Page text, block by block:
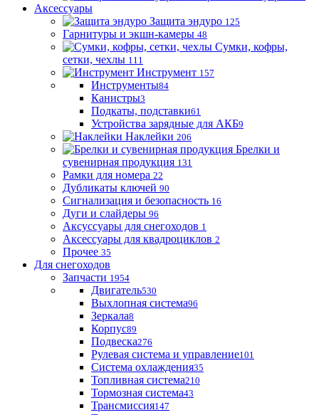
Аксессуары
Защита эндуро 125
Гарнитуры и экшн-камеры 48
Сумки, кофры,
сетки, чехлы 111
Инструмент 157
Инструменты84
Канистры3
Подкаты, подставки61
Устройства зарядные для АКБ9
Наклейки 206
Брелки и
сувенирная продукция 131
Рамки для номера 22
Дубликаты ключей 90
Сигнализация и безопасность 16
Дуги и слайдеры 96
Аксуссуары для снегоходов 1
Аксессуары для квадроциклов 2
Прочее 35
Для снегоходов
Запчасти 1954
Двигатель530
Выхлопная система96
Зеркала8
Корпус89
Подвеска276
Рулевая система и управление101
Система охлаждения35
Топливная система210
Тормозная система43
Трансмиссия147